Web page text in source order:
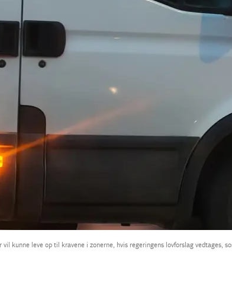
kunne leve op til kravene i zonerne, hvis regeringens lovforslag vedtages,